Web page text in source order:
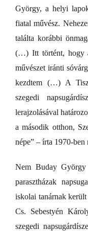
György, a helyi
fiatal művész.
találta korábbi
(…) Itt történt, hogy
művészet iránti
kezdtem (…) A
szegedi
lerajzolásával
a második otthon,
népe” – írta 1970-ben
Nem Buday György
parasztházak
iskolai tanárnak került
Cs. Sebestyén
szegedi